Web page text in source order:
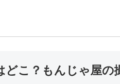
こ？もんじゃ屋の